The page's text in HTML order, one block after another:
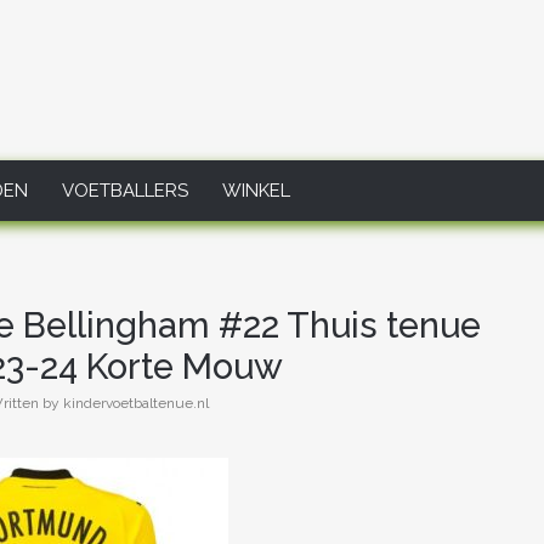
VOETBALLERS WINKEL
Bellingham #22 Thuis tenue
24 Korte Mouw
by kindervoetbaltenue.nl